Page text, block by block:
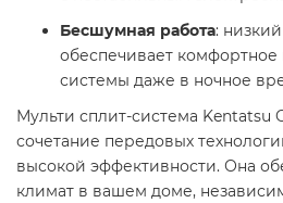
Бесшумная работа:
обеспечивает комфортное
системы даже в ночное
Мульти сплит-система Kentatsu
сочетание передовых
высокой эффективности. Она
климат в вашем доме,